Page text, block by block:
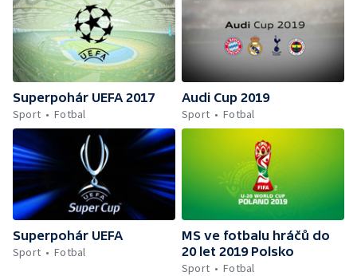
Superpohár UEFA 2017
Sport
Fotbal
Audi Cup 2019
Sport
Fotbal
Superpohár UEFA
Sport
Fotbal
MS ve fotbalu hráčů do
20 let 2019 Polsko
Sport
Fotbal